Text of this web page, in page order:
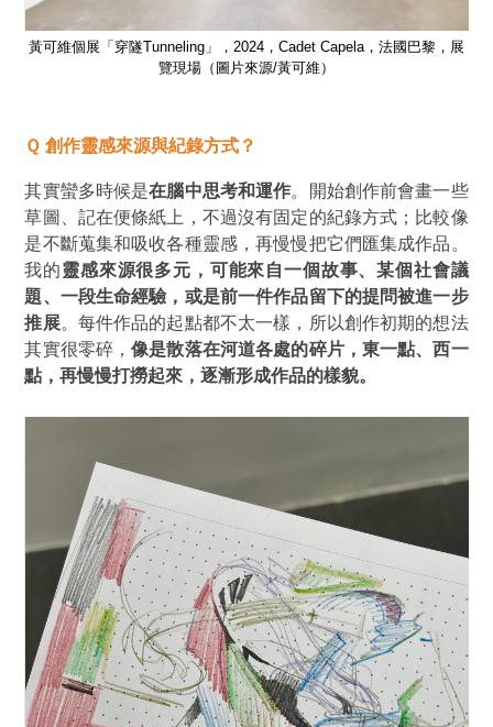
黃可維個展「穿隧Tunneling」，2024，Cadet Capela，法國巴黎，展
覽現場（圖片來源/黃可維）
Ｑ 創作靈感來源與紀錄方式？
其實蠻多時候是在腦中思考和運作。開始創作前會畫一些
草圖、記在便條紙上，不過沒有固定的紀錄方式；比較像
是不斷蒐集和吸收各種靈感，再慢慢把它們匯集成作品。
我的靈感來源很多元，可能來自一個故事、某個社會議
題、一段生命經驗，或是前一件作品留下的提問被進一步
推展。每件作品的起點都不太一樣，所以創作初期的想法
其實很零碎，像是散落在河道各處的碎片，東一點、西一
點，再慢慢打撈起來，逐漸形成作品的樣貌。